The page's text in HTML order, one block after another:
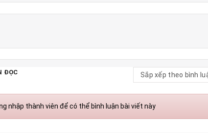
ĐỌC
nhập thành viên để có thể bình luận bài viết này